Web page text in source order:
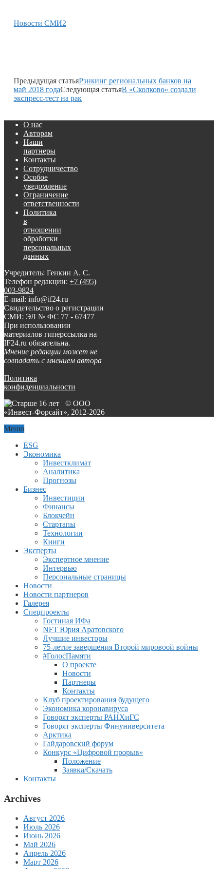
Новости СМИ2
Предыдущая статьяРэнкинг региональных банков на
май 2018 годаСледующая статьяВ «Сколково» создали
экспресс-тест на рак
О нас
Авторам
Наши
партнеры
Контакты
Сотрудничество
Особое
уведомление
Ограничение
ответственности
Политика
в
отношении
обработки
персональных
данных
Учредитель: Генкин А. С.
Телефон редакции: +7 (495)
003-9824
E-mail: info@if24.ru
Свидетельство о регистрации
СМИ: ЭЛ № ФС 77 - 67477
При использовании
материалов гиперссылка на
IF24.ru обязательна.
Мнение редакции может не
совпадать с мнением автора
Политика
конфиденциальности
© ООО
«Инвест-Форсайт», 2012-2026
Меню
ESG
Экономика
Инвестклимат
Аналитика
Прогнозы
Бизнес
Инвестиции
Финансы
Блокчейн
Стартапы
Технологии
Книги
Эксперты
Экспертное мнение
Интервью
Персональные страницы
Новости
Новости партнеров
Галерея
Спецпроекты
Гостиная ИФа
NFT Юрия Аратовского
Лучшие инвесторы
75-летие завершения Второй мировоой войны
#ГолосПамяти
О проекте
Новости
Партнеры
Контакты
Клуб проектирования будущего
Экономика коронавируса
Говорят эксперты РАНХиГС
Говорят эксперты Финуниверситета
Арктика
Гайдаровский форум
Конкурс «Цифровой прорыв»
Положение
Заявка/Скачать
Контакты
Archives
Август 2026
Июль 2026
Июнь 2026
Май 2026
Апрель 2026
Март 2026